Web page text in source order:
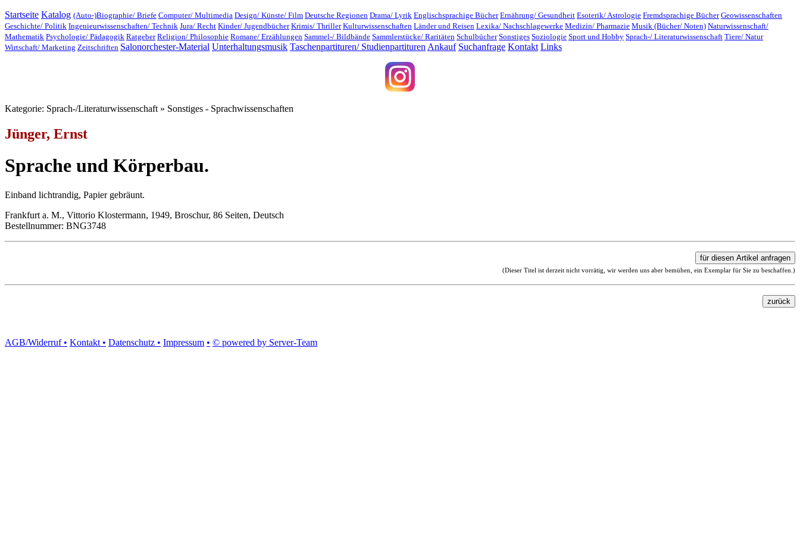
Startseite Katalog (Auto-)Biographie/ Briefe Computer/ Multimedia Design/ Künste/ Film Deutsche Regionen Drama/ Lyrik Englischsprachige Bücher Ernährung/ Gesundheit Esoterik/ Astrologie Fremdsprachige Bücher Geowissenschaften
Geschichte/ Politik Ingenieurwissenschaften/ Technik Jura/ Recht Kinder/ Jugendbücher Krimis/ Thriller Kulturwissenschaften Länder und Reisen Lexika/ Nachschlagewerke Medizin/ Pharmazie Musik (Bücher/ Noten) Naturwissenschaft/
Mathematik Psychologie/ Pädagogik Ratgeber Religion/ Philosophie Romane/ Erzählungen Sammel-/ Bildbände Sammlerstücke/ Raritäten Schulbücher Sonstiges Soziologie Sport und Hobby Sprach-/ Literaturwissenschaft Tiere/ Natur
Wirtschaft/ Marketing Zeitschriften Salonorchester-Material Unterhaltungsmusik Taschenpartituren/ Studienpartituren Ankauf Suchanfrage Kontakt Links
Kategorie: Sprach-/Literaturwissenschaft » Sonstiges - Sprachwissenschaften
Jünger, Ernst
Sprache und Körperbau.
Einband lichtrandig, Papier gebräunt.
Frankfurt a. M., Vittorio Klostermann, 1949, Broschur, 86 Seiten, Deutsch
Bestellnummer: BNG3748
(Dieser Titel ist derzeit nicht vorrätig, wir werden uns aber bemühen, ein Exemplar für Sie zu beschaffen.)
AGB/Widerruf • Kontakt • Datenschutz • Impressum • © powered by Server-Team